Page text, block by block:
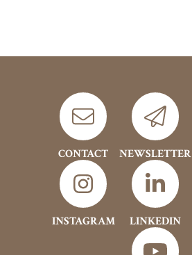
CONTACT NEWSLETTER
INSTAGRAM LINKEDIN